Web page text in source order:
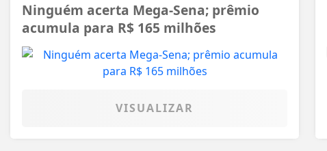
Ninguém acerta Mega-Sena; prêmio
acumula para R$ 165 milhões
VISUALIZAR